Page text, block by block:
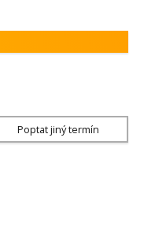
Poptat jiný termín